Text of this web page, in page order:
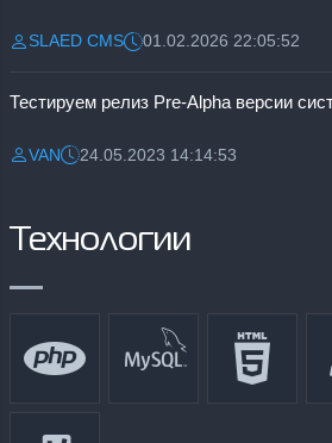
Разместил:
SLAED CMSДата:01.02.2026 22:05:52
Разместил:
VANДата:24.05.2023 14:14:53
Технологии